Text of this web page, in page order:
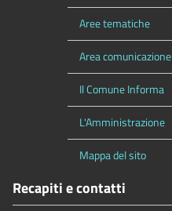
Aree tematiche
Area comunicazione
Il Comune Informa
L'Amministrazione
Mappa del sito
Recapiti e contatti